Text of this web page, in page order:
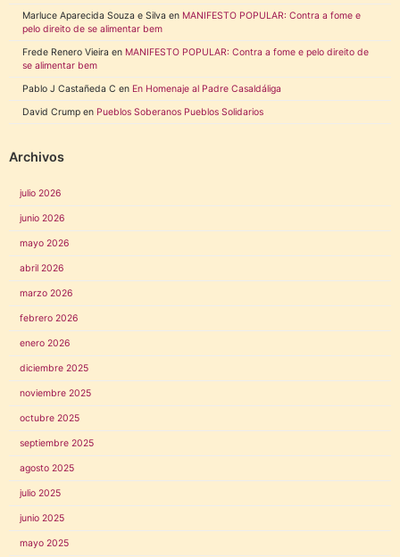
Marluce Aparecida Souza e Silva en MANIFESTO POPULAR: Contra a fome e
pelo direito de se alimentar bem
Frede Renero Vieira en MANIFESTO POPULAR: Contra a fome e pelo direito de
se alimentar bem
Pablo J Castañeda C en En Homenaje al Padre Casaldáliga
David Crump en Pueblos Soberanos Pueblos Solidarios
Archivos
julio 2026
junio 2026
mayo 2026
abril 2026
marzo 2026
febrero 2026
enero 2026
diciembre 2025
noviembre 2025
octubre 2025
septiembre 2025
agosto 2025
julio 2025
junio 2025
mayo 2025